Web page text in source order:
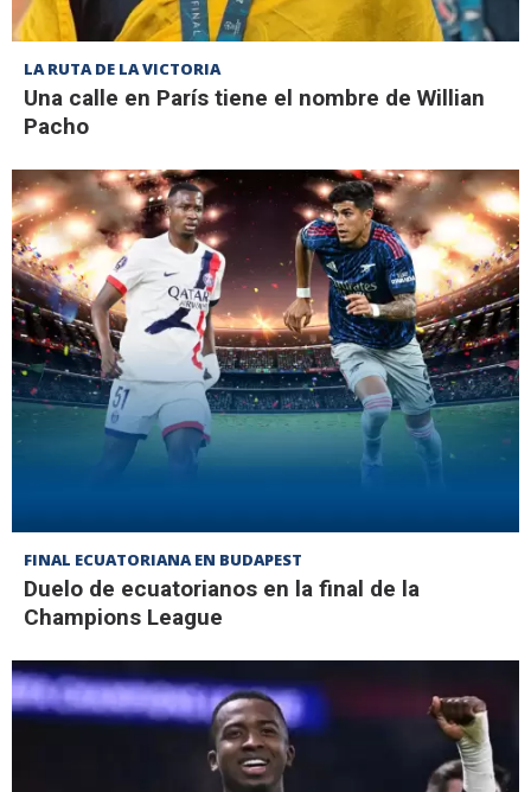
LA RUTA DE LA VICTORIA
Una calle en París tiene el nombre de Willian
Pacho
FINAL ECUATORIANA EN BUDAPEST
Duelo de ecuatorianos en la final de la
Champions League